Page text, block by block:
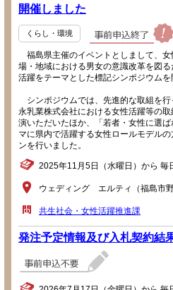
開催しました
くらし・環境
福島県主催のイベントとしまして、
場・地域における男女の意識改革を図
活躍をテーマとした標記シンポジウムを
シンポジウムでは、先進的な取組を
永乳業株式会社における女性活躍等の
演いただいたほか、「若者・女性に選
マに県内で活躍する女性ロールモデル
ンを行いました。
2025年11月5日（水曜日）から 毎
ウェディング エルティ（福島市
共生社会・女性活躍推進課
発注予定情報及び入札契約結